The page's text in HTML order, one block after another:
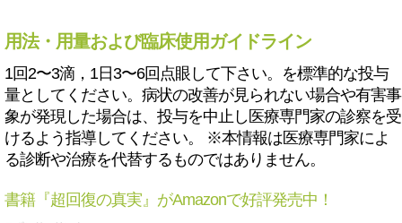
用法・用量および臨床使用ガイドライン
1回2〜3滴，1日3〜6回点眼して下さい。を標準的な投与
量としてください。病状の改善が見られない場合や有害事
象が発現した場合は、投与を中止し医療専門家の診察を受
けるよう指導してください。 ※本情報は医療専門家によ
る診断や治療を代替するものではありません。
書籍『超回復の真実』がAmazonで好評発売中！